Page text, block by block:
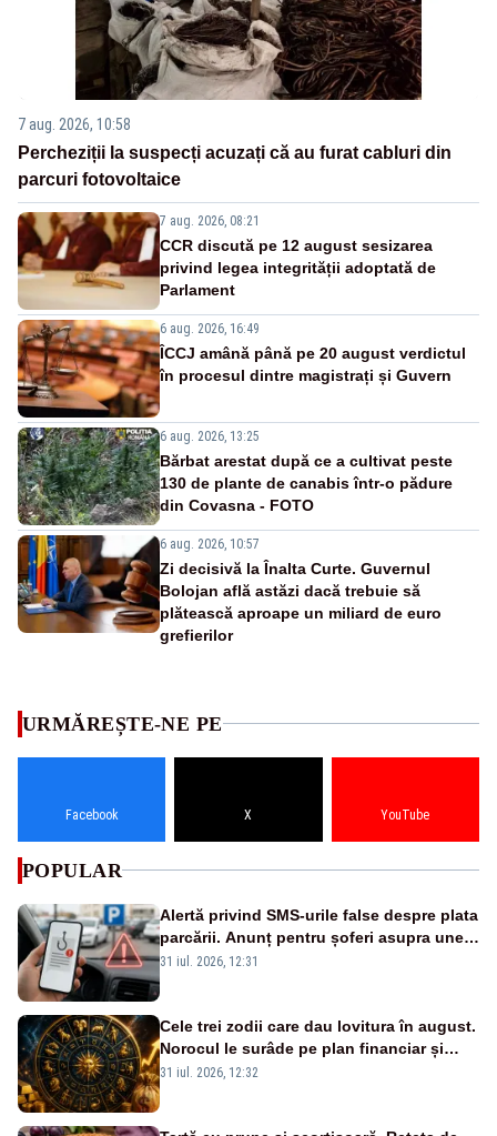
7 aug. 2026, 10:58
Percheziții la suspecți acuzați că au furat cabluri din
parcuri fotovoltaice
7 aug. 2026, 08:21
CCR discută pe 12 august sesizarea
privind legea integrității adoptată de
Parlament
6 aug. 2026, 16:49
ÎCCJ amână până pe 20 august verdictul
în procesul dintre magistrați și Guvern
6 aug. 2026, 13:25
Bărbat arestat după ce a cultivat peste
130 de plante de canabis într-o pădure
din Covasna - FOTO
6 aug. 2026, 10:57
Zi decisivă la Înalta Curte. Guvernul
Bolojan află astăzi dacă trebuie să
plătească aproape un miliard de euro
grefierilor
URMĂREȘTE-NE PE
Facebook X YouTube
POPULAR
Alertă privind SMS-urile false despre plata
parcării. Anunț pentru șoferi asupra unei
noi metode de fraudă online
31 iul. 2026, 12:31
Cele trei zodii care dau lovitura în august.
Norocul le surâde pe plan financiar și
profesional
31 iul. 2026, 12:32